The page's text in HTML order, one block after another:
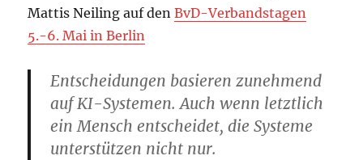
Mattis Neiling auf denBvD-Verbandstagen
5.-6. Mai in Berlin
Entscheidungen basieren zunehmend
auf KI-Systemen. Auch wenn letztlich
ein Mensch entscheidet, die Systeme
unterstützen nicht nur.